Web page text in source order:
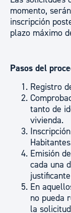
momento,
inscripción
plazo máximo
Pasos del
Registro
tanto de
vivienda.
Emisión
cada una
En
no pueda
la